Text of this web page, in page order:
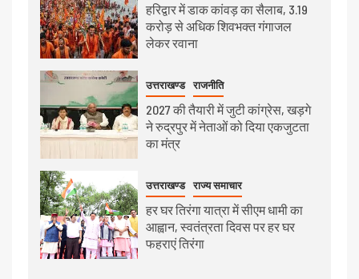
हरिद्वार में डाक कांवड़ का सैलाब, 3.19
करोड़ से अधिक शिवभक्त गंगाजल
लेकर रवाना
उत्तराखण्ड राजनीति
2027 की तैयारी में जुटी कांग्रेस, खड़गे
ने रुद्रपुर में नेताओं को दिया एकजुटता
का मंत्र
उत्तराखण्ड राज्य समाचार
हर घर तिरंगा यात्रा में सीएम धामी का
आह्वान, स्वतंत्रता दिवस पर हर घर
फहराएं तिरंगा